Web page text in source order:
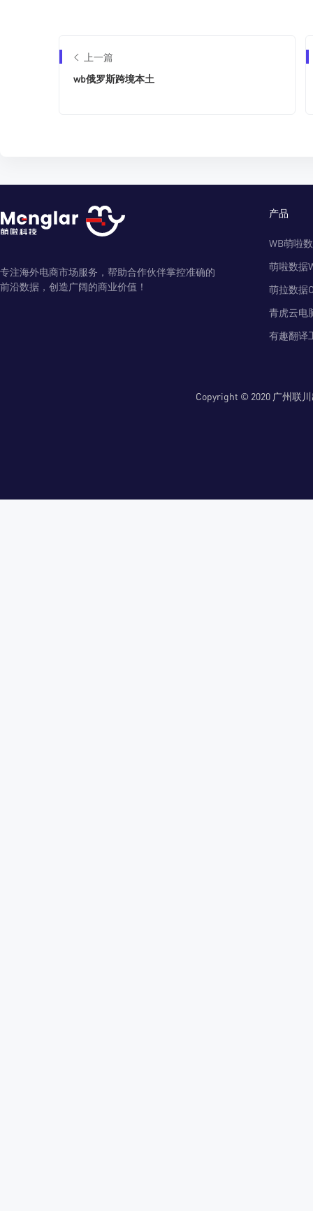
上一篇
wb俄罗斯跨境本土
专注海外电商市场服务，帮助合作伙伴掌控准确的
前沿数据，创造广阔的商业价值！
产品
WB萌啦
萌啦数据
萌拉数据
青虎云电
有趣翻译
Copyright © 2020 广州联